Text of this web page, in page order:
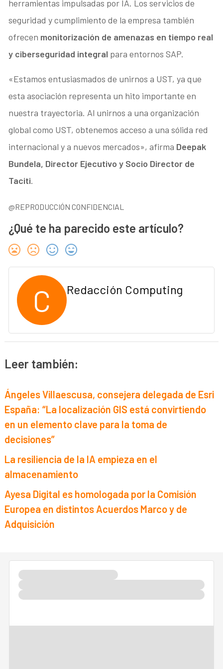
herramientas impulsadas por IA. Los servicios de
seguridad y cumplimiento de la empresa también
ofrecen monitorización de amenazas en tiempo real
y ciberseguridad integral para entornos SAP.
«Estamos entusiasmados de unirnos a UST, ya que
esta asociación representa un hito importante en
nuestra trayectoria. Al unirnos a una organización
global como UST, obtenemos acceso a una sólida red
internacional y a nuevos mercados», afirma Deepak
Bundela, Director Ejecutivo y Socio Director de
Taciti.
@REPRODUCCIÓN CONFIDENCIAL
¿Qué te ha parecido este artículo?
C Redacción Computing
Leer también:
Ángeles Villaescusa, consejera delegada de Esri
España: “La localización GIS está convirtiendo
en un elemento clave para la toma de
decisiones”
La resiliencia de la IA empieza en el
almacenamiento
Ayesa Digital es homologada por la Comisión
Europea en distintos Acuerdos Marco y de
Adquisición